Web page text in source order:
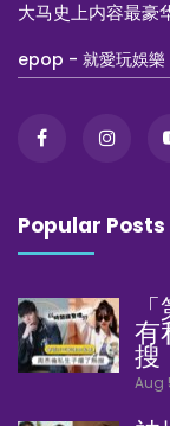
大马史上内容最豪
epop - 就愛玩娛
Popular Posts
有
搜
Aug